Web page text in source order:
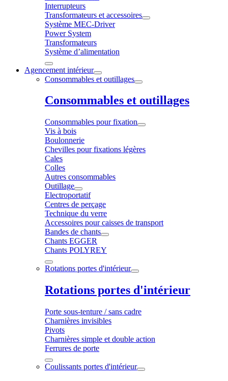
Interrupteurs
Transformateurs et accessoires
Système MEC-Driver
Power System
Transformateurs
Système d’alimentation
Agencement intérieur
Consommables et outillages
Consommables et outillages
Consommables pour fixation
Vis à bois
Boulonnerie
Chevilles pour fixations légères
Cales
Colles
Autres consommables
Outillage
Electroportatif
Centres de perçage
Technique du verre
Accessoires pour caisses de transport
Bandes de chants
Chants EGGER
Chants POLYREY
Rotations portes d'intérieur
Rotations portes d'intérieur
Porte sous-tenture / sans cadre
Charnières invisibles
Pivots
Charnières simple et double action
Ferrures de porte
Coulissants portes d'intérieur